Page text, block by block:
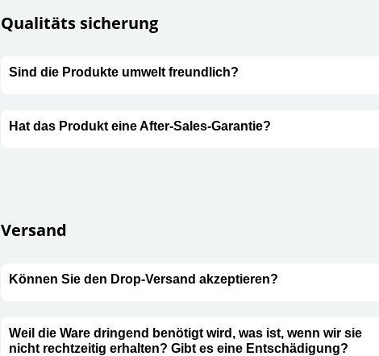
Qualitäts sicherung
Sind die Produkte umwelt freundlich?
Hat das Produkt eine After-Sales-Garantie?
Versand
Können Sie den Drop-Versand akzeptieren?
Weil die Ware dringend benötigt wird, was ist, wenn wir sie
nicht rechtzeitig erhalten? Gibt es eine Entschädigung?